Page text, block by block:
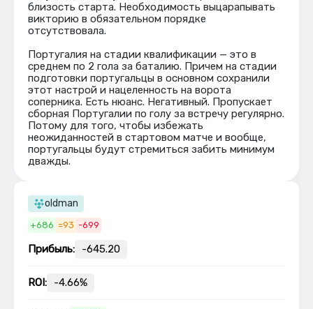
близость старта. Необходимость выцарапывать
викторию в обязательном порядке
отсутствовала.
Португалия на стадии квалификации — это в
среднем по 2 гола за баталию. Причем на стадии
подготовки португальцы в основном сохранили
этот настрой и нацеленность на ворота
соперника. Есть нюанс. Негативный. Пропускает
сборная Португалии по голу за встречу регулярно.
Потому для того, чтобы избежать
неожиданностей в стартовом матче и вообще,
португальцы будут стремиться забить минимум
дважды.
oldman
+686 =93 -699
Прибыль: -645.20
ROI: -4.66%